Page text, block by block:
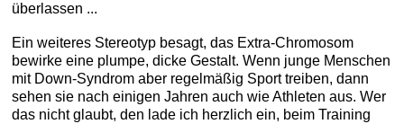
überlassen ...
Ein weiteres Stereotyp besagt, das Extra-Chromosom
bewirke eine plumpe, dicke Gestalt. Wenn junge Menschen
mit Down-Syndrom aber regelmäßig Sport treiben, dann
sehen sie nach einigen Jahren auch wie Athleten aus. Wer
das nicht glaubt, den lade ich herzlich ein, beim Training